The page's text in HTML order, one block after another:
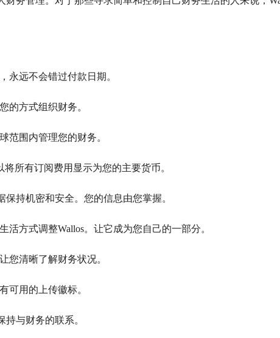
永远不会错过付款日期。
的方式组织财务。
范围内管理您的财务。
所有订阅费用显示为您的主要货币。
持机密和安全。您的信息由您掌握。
方式调整Wallos。让它成为您自己的一部分。
您清晰了解财务状况。
可用的上传徽标。
与财务的联系。